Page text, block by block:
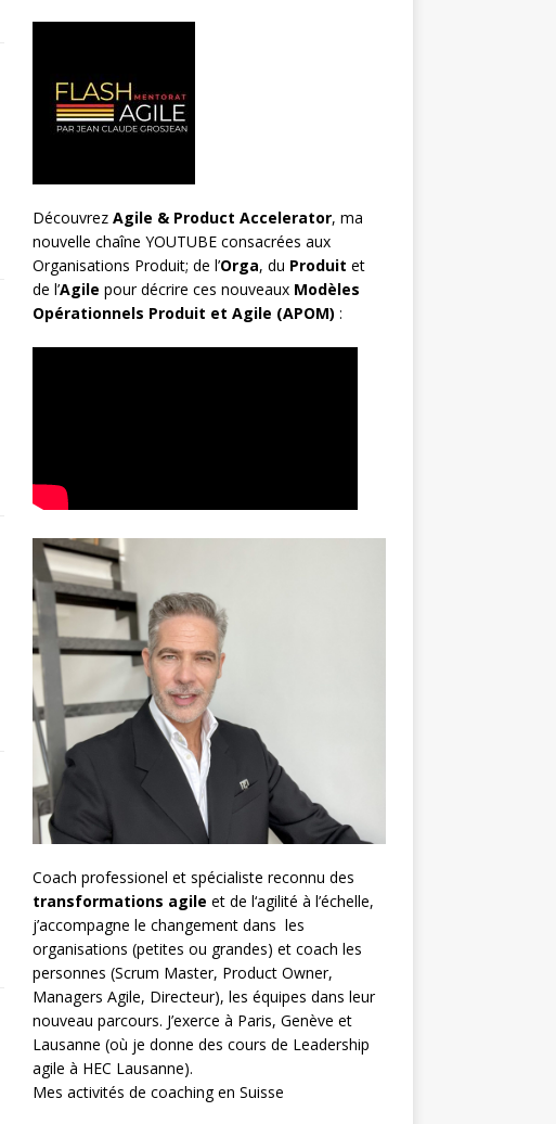
Découvrez Agile & Product Accelerator, ma
nouvelle chaîne YOUTUBE consacrées aux
Organisations Produit; de l’Orga, du Produit et
de l’Agile pour décrire ces nouveaux Modèles
Opérationnels Produit et Agile (APOM) :
Coach professionel et spécialiste reconnu des
transformations agile et de l‘agilité à l’échelle,
j’accompagne le changement dans les
organisations (petites ou grandes) et coach les
personnes (Scrum Master, Product Owner,
Managers Agile, Directeur), les équipes dans leur
nouveau parcours. J’exerce à Paris, Genève et
Lausanne (où je donne des cours de Leadership
agile à HEC Lausanne).
Mes activités de coaching en Suisse